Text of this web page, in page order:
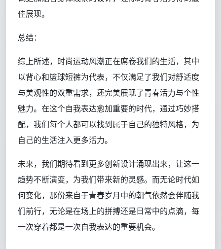
佳展现。
总结：
综上所述，时尚运动风潮正在席卷我们的生活，其中
以背心和篮球短裤为代表，不仅满足了我们对舒适度
与美观性的双重需求，还完美展现了青春活力与个性
魅力。在这个自我表达愈加重要的时代，通过巧妙搭
配，我们每个人都可以找到属于自己的独特风格，为
自己的生活注入更多活力。
未来，我们期待看到更多创新设计涌现出来，让这一
趋势不断演变，为我们带来新的灵感。而无论时代如
何变化，那份来自于青春岁月中的朝气依然会伴随我
们前行，无论是在场上的拼搏还是日常中的点滴，每
一次穿着都是一次自我表达的重要机会。